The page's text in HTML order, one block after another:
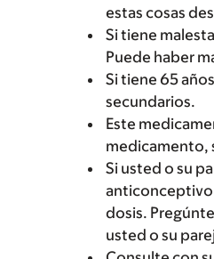
estas cosas
Si tiene
Puede haber
Si tiene 65
secundarios.
Este
medicamento,
Si usted o su
anticonceptivo
dosis.
usted o su